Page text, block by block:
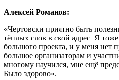
Алексей Романов:
«Чертовски приятно быть
тёплых слов в свой адрес. Я
большого проекта, и у меня нет
большое организаторам и
многому научился, мне ещё
Было здорово».